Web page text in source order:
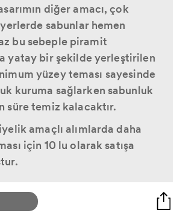
diğer amacı, çok
sabunlar hemen
bu sebeple piramit
yatay bir şekilde yerleştirilen
yüzey teması sayesinde
kuruma sağlarken sabunluk
süre temiz kalacaktır.
amaçlı alımlarda daha
için 10 lu olarak satışa